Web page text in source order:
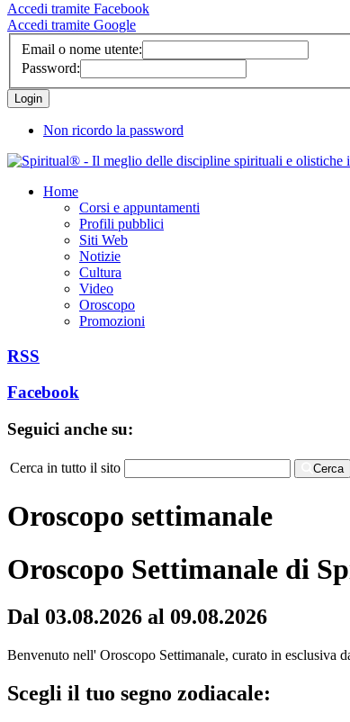
Accedi tramite Facebook
Accedi tramite Google
Email o nome utente:
Password:
Non ricordo la password
Home
Corsi e appuntamenti
Profili pubblici
Siti Web
Notizie
Cultura
Video
Oroscopo
Promozioni
RSS
Facebook
Seguici anche su:
Cerca in tutto il sito Cerca
Oroscopo settimanale
Oroscopo Settimanale di
Dal 03.08.2026 al 09.08.2026
Benvenuto nell' Oroscopo Settimanale, curato in esclusiva
Scegli il tuo segno zodiacale: